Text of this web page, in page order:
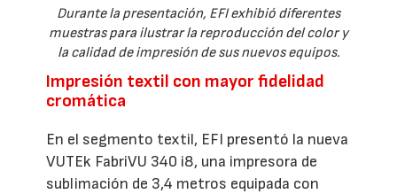
Durante la presentación, EFI exhibió diferentes
muestras para ilustrar la reproducción del color y
la calidad de impresión de sus nuevos equipos.
Impresión textil con mayor fidelidad
cromática
En el segmento textil, EFI presentó la nueva
VUTEk FabriVU 340 i8, una impresora de
sublimación de 3,4 metros equipada con